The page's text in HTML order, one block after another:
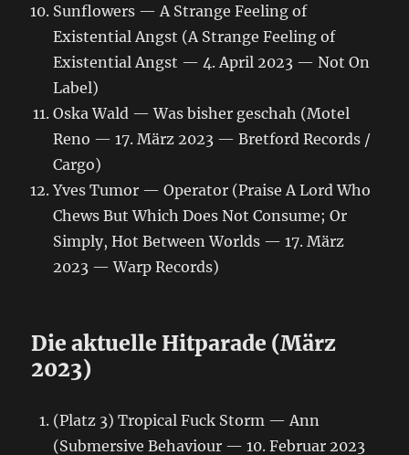
Sunflowers — A Strange Feeling of
Existential Angst (A Strange Feeling of
Existential Angst — 4. April 2023 — Not On
Label)
Oska Wald — Was bisher geschah (Motel
Reno — 17. März 2023 — Bretford Records /
Cargo)
Yves Tumor — Operator (Praise A Lord Who
Chews But Which Does Not Consume; Or
Simply, Hot Between Worlds — 17. März
2023 — Warp Records)
Die aktuelle Hitparade (März
2023)
(Platz 3) Tropical Fuck Storm — Ann
(Submersive Behaviour — 10. Februar 2023